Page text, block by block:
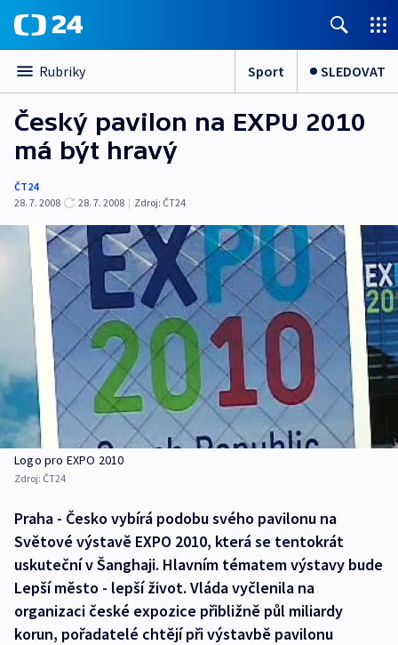
Rubriky Sport SLEDOVAT
Český pavilon na EXPU 2010
má být hravý
ČT24
28. 7. 2008
28. 7. 2008 | Zdroj: ČT24
Logo pro EXPO 2010
Zdroj: ČT24
Praha - Česko vybírá podobu svého pavilonu na
Světové výstavě EXPO 2010, která se tentokrát
uskuteční v Šanghaji. Hlavním tématem výstavy bude
Lepší město - lepší život. Vláda vyčlenila na
organizaci české expozice přibližně půl miliardy
korun, pořadatelé chtějí při výstavbě pavilonu